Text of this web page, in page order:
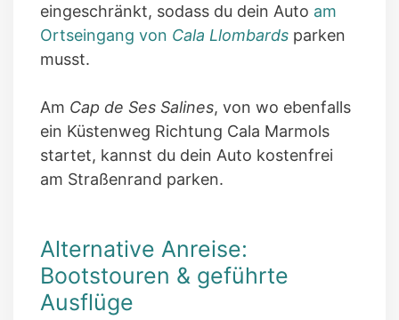
eingeschränkt, sodass du dein Auto am
Ortseingang von Cala Llombards parken
musst.
Am Cap de Ses Salines, von wo ebenfalls
ein Küstenweg Richtung Cala Marmols
startet, kannst du dein Auto kostenfrei
am Straßenrand parken.
Alternative Anreise:
Bootstouren & geführte
Ausflüge